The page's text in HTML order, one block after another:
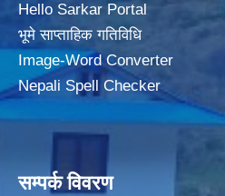
Hello Sarkar Portal
भूमे साप्ताहिक गतिविधि
Image-Word Converter
Nepali Spell Checker
सम्पर्क विवरण